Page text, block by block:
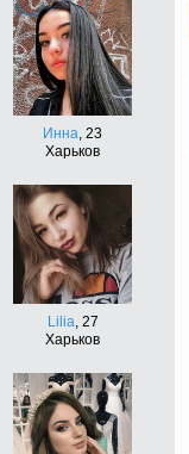
Инна, 23
Харьков
Lilia, 27
Харьков